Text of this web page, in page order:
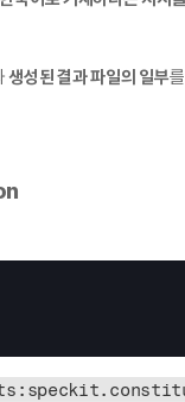
생성된 결과 파일의 일부